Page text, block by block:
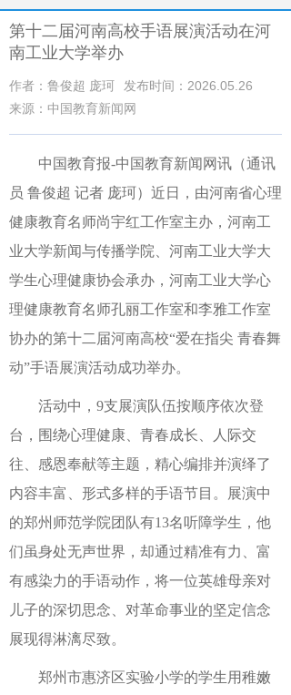
第十二届河南高校手语展演活动在河
南工业大学举办
作者：鲁俊超 庞珂
发布时间：2026.05.26
来源：中国教育新闻网
中国教育报-中国教育新闻网讯（通讯
员 鲁俊超 记者 庞珂）近日，由河南省心理
健康教育名师尚宇红工作室主办，河南工
业大学新闻与传播学院、河南工业大学大
学生心理健康协会承办，河南工业大学心
理健康教育名师孔丽工作室和李雅工作室
协办的第十二届河南高校“爱在指尖 青春舞
动”手语展演活动成功举办。
活动中，9支展演队伍按顺序依次登
台，围绕心理健康、青春成长、人际交
往、感恩奉献等主题，精心编排并演绎了
内容丰富、形式多样的手语节目。展演中
的郑州师范学院团队有13名听障学生，他
们虽身处无声世界，却通过精准有力、富
有感染力的手语动作，将一位英雄母亲对
儿子的深切思念、对革命事业的坚定信念
展现得淋漓尽致。
郑州市惠济区实验小学的学生用稚嫩